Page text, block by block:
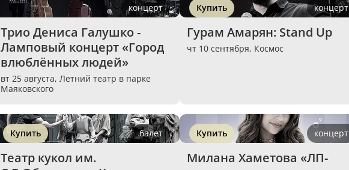
концерт
Трио Дениса Галушко -
Ламповый концерт «Город
влюблённых людей»
вт 25 августа,Летний театр в парке
Маяковского
Купить концерт
Гурам Амарян: Stand Up
чт 10 сентября, Космос
Купить балет
Театр кукол им.
Купить концерт
Милана Хаметова «ЛП-